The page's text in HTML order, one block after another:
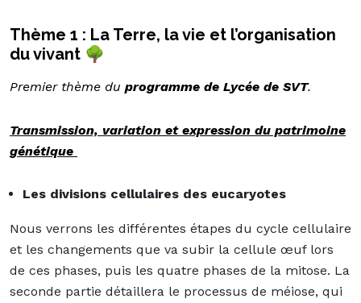
Thème 1 : La Terre, la vie et l’organisation
du vivant 🌳
Premier thème du programme de Lycée de SVT.
Transmission, variation et expression du patrimoine
génétique
Les divisions cellulaires des eucaryotes
Nous verrons les différentes étapes du cycle cellulaire
et les changements que va subir la cellule œuf lors
de ces phases, puis les quatre phases de la mitose. La
seconde partie détaillera le processus de méiose, qui